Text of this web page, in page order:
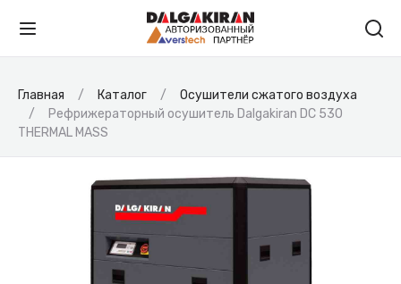
Главная Каталог
Осушители сжатого воздуха
Рефрижераторный осушитель Dalgakiran DC 530
THERMAL MASS